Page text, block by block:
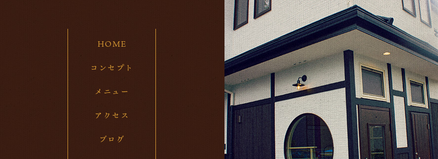
2025年11月(8)
2025年10月(6)
2025年9月(11)
2025年8月(11)
2025年7月(12)
2025年6月(13)
2024年12月(1)
2024年10月 (1)
HOME
コンセプト
メニュー
アクセス
ブログ